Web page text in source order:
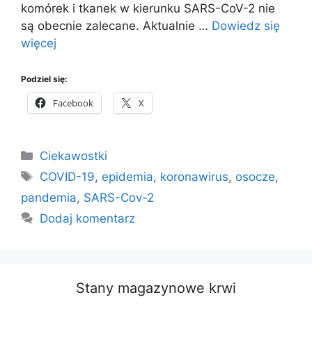
komórek i tkanek w kierunku SARS-CoV-2 nie
są obecnie zalecane. Aktualnie … Dowiedz się
więcej
Podziel się:
Facebook X
Kategorie
Ciekawostki
Tagi
COVID-19, epidemia, koronawirus, osocze,
pandemia, SARS-Cov-2
Dodaj komentarz
Stany magazynowe krwi